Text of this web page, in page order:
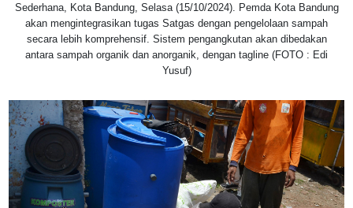
Sederhana, Kota Bandung, Selasa (15/10/2024). Pemda Kota Bandung
akan mengintegrasikan tugas Satgas dengan pengelolaan sampah
secara lebih komprehensif. Sistem pengangkutan akan dibedakan
antara sampah organik dan anorganik, dengan tagline (FOTO : Edi
Yusuf)